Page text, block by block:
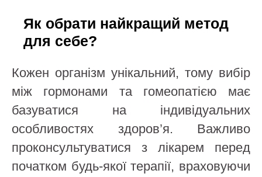
Як обрати найкращий метод
для себе?
Кожен організм унікальний, тому вибір
між гормонами та гомеопатією має
базуватися на індивідуальних
особливостях здоров’я. Важливо
проконсультуватися з лікарем перед
початком будь-якої терапії, враховуючи